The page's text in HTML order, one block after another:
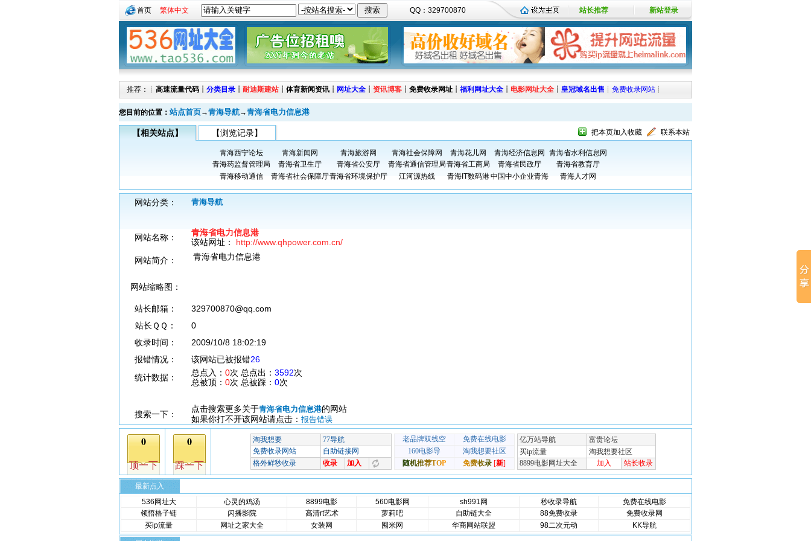
首页 繁体中文 QQ：329700870 站长推荐 新站登录
推荐：┊ 高速流量代码 ┊ 分类目录 ┊ 耐迪斯建站 ┊ 体育新闻资讯 ┊ 网址大全 ┊ 资讯博客 ┊ 免费收录网址 ┊ 福利网址大全 ┊ 电影网址大全 ┊ 皇冠域名出售 ┊ 免费收录网站 ┊
您目前的位置： 站点首页→青海导航→青海省电力信息港
【相关站点】 【浏览记录】 把本页加入收藏 联系本站
青海西宁论坛 青海新闻网 青海旅游网 青海社会保障网 青海花儿网 青海经济信息网
青海省水利信息网
青海药监督管理局
青海省卫生厅 青海省公安厅 青海省通信管理局青海省工商局 青海省民政厅
青海省教育厅
青海移动通信
青海省社会保障厅青海省环境保护厅 江河源热线 青海IT数码港中国中小企业青海 青海人才网
网站分类： 青海导航
网站名称：
青海省电力信息港
该站网址： http://www.qhpower.com.cn/
网站简介：
青海省电力信息港
网站缩略图：
站长邮箱：
329700870@qq.com
站长ＱＱ：
0
收录时间：
2009/10/8 18:02:19
报错情况：
该网站已被报错26
统计数据：
总点入： 0次 总点出： 3592次
总被顶： 0次 总被踩： 0次
搜索一下：
点击搜索更多关于青海省电力信息港的网站
如果你打不开该网站请点击： 报告错误
最新点入
536网址大
心灵的鸡汤 8899电影 560电影网 sh991网 秒收录导航
免费在线电影
领悟格子链
闪播影院 高清rt艺术 萝莉吧 自助链大全 88免费收录
免费收录网
买ip流量
网址之家大全 女装网 囤米网 华商网站联盟 98二次元动 KK导航